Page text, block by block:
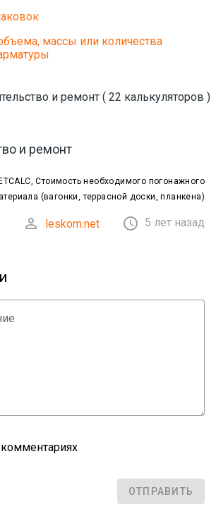
массы или количества
и ремонт ( 22 калькуляторов )
и ремонт
Стоимость необходимого погонажного
(вагонки, террасной доски, планкена)
 leskom.net  5 лет назад
ОТПРАВИТЬ